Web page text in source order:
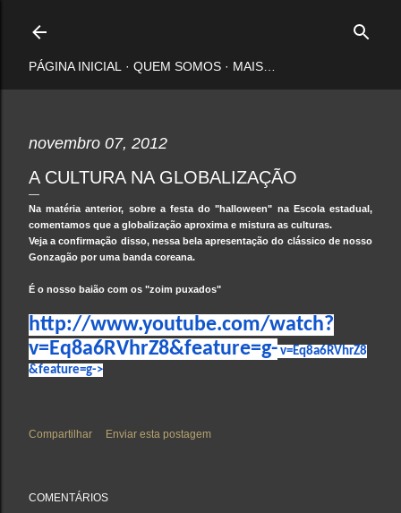
PÁGINA INICIAL QUEM SOMOS MAIS…
novembro 07, 2012
A CULTURA NA GLOBALIZAÇÃO
Na matéria anterior, sobre a festa do "halloween" na Escola estadual,
comentamos que a globalização aproxima e mistura as culturas.
Veja a confirmação disso, nessa bela apresentação do clássico de nosso
Gonzagão por uma banda coreana.
É o nosso baião com os "zoim puxados"
http://www.youtube.com/watch?
v=Eq8a6RVhrZ8&feature=g- v=Eq8a6RVhrZ8
&feature=g->
Compartilhar Enviar esta postagem
COMENTÁRIOS